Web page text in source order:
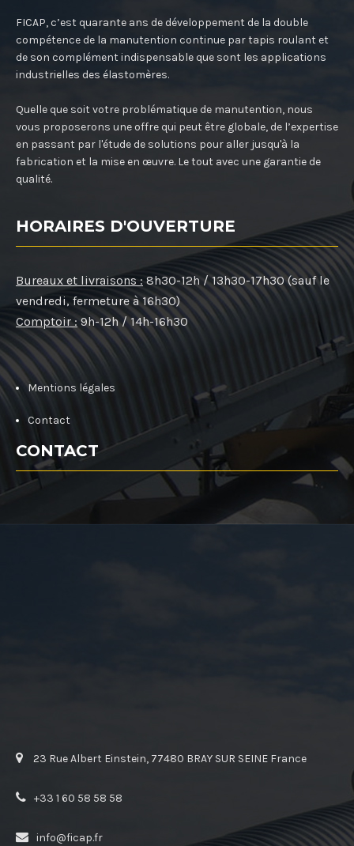
FICAP, c’est quarante ans de développement de la double
compétence de la manutention continue par tapis roulant et
de son complément indispensable que sont les applications
industrielles des élastomères.
Quelle que soit votre problématique de manutention, nous
vous proposerons une offre qui peut être globale, de l’expertise
en passant par l'étude de solutions pour aller jusqu'à la
fabrication et la mise en œuvre. Le tout avec une garantie de
qualité.
HORAIRES D'OUVERTURE
Bureaux et livraisons : 8h30-12h / 13h30-17h30 (sauf le
vendredi, fermeture à 16h30)
Comptoir : 9h-12h / 14h-16h30
Mentions légales
Contact
CONTACT
23 Rue Albert Einstein, 77480 BRAY SUR SEINE France
+33 1 60 58 58 58
info@ficap.fr